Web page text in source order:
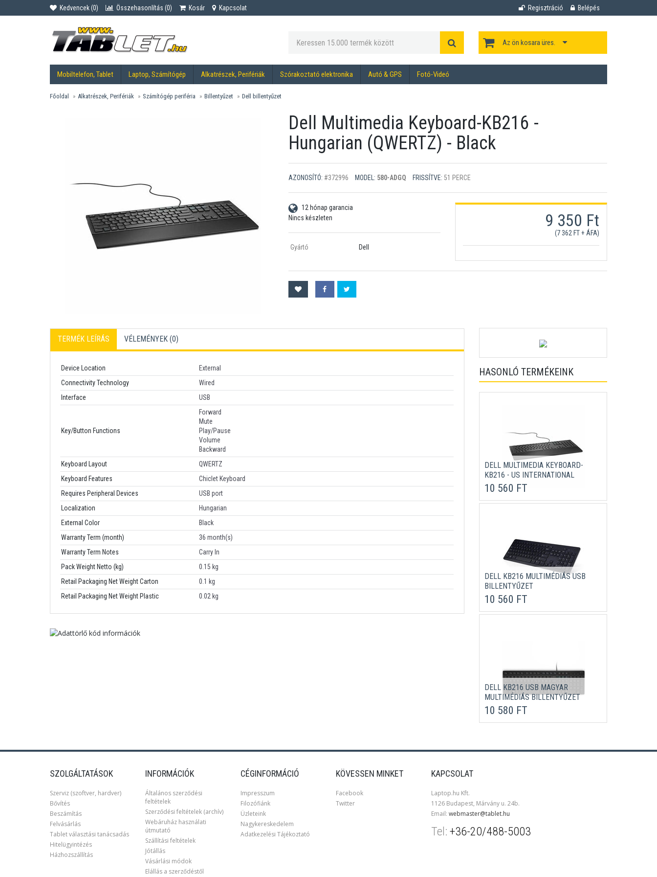
Kedvencek (0) Összehasonlítás (0) Kosár Kapcsolat Regisztráció Belépés
Az ön kosara üres.
Mobiltelefon, Tablet Laptop, Számítógép Alkatrészek, Perifériák Szórakoztató elektronika Autó & GPS Fotó-Videó
Főoldal Alkatrészek, Perifériák Számítógép periféria Billentyűzet Dell billentyűzet
Dell Multimedia Keyboard-KB216 -
Hungarian (QWERTZ) - Black
AZONOSÍTÓ: #372996 MODEL: 580-ADGQ FRISSÍTVE: 51 PERCE
12 hónap garancia
Nincs készleten
Gyártó Dell
9 350 Ft
(7 362 FT + ÁFA)
TERMÉK LEÍRÁS VÉLEMÉNYEK (0)
Device Location
External
Connectivity Technology
Wired
Interface
USB
Key/Button Functions
Forward
Mute
Play/Pause
Volume
Backward
Keyboard Layout
QWERTZ
Keyboard Features
Chiclet Keyboard
Requires Peripheral Devices
USB port
Localization
Hungarian
External Color
Black
Warranty Term (month)
36 month(s)
Warranty Term Notes
Carry In
Pack Weight Netto (kg)
0.15 kg
Retail Packaging Net Weight Carton
0.1 kg
Retail Packaging Net Weight Plastic
0.02 kg
HASONLÓ TERMÉKEINK
DELL MULTIMEDIA KEYBOARD-
KB216 - US INTERNATIONAL
(QWERTY) - BLACK
10 560 FT
DELL KB216 MULTIMÉDIÁS USB
BILLENTYŰZET
10 560 FT
DELL KB216 USB MAGYAR
MULTIMÉDIÁS BILLENTYŰZET
FEKETE
10 580 FT
SZOLGÁLTATÁSOK
Szerviz (szoftver, hardver)
Bővítés
Beszámítás
Felvásárlás
Tablet választási tanácsadás
Hitelügyintézés
Házhozszállítás
INFORMÁCIÓK
Általános szerződési
feltételek
Szerződési feltételek (archív)
Webáruház használati
útmutató
Szállítási feltételek
Jótállás
Vásárlási módok
Elállás a szerződéstől
CÉGINFORMÁCIÓ
Impresszum
Filozófiánk
Üzleteink
Nagykereskedelem
Adatkezelési Tájékoztató
KÖVESSEN MINKET
Facebook
Twitter
KAPCSOLAT
Laptop.hu Kft.
1126 Budapest, Márvány u. 24b.
Email: webmaster@tablet.hu
Tel: +36-20/488-5003